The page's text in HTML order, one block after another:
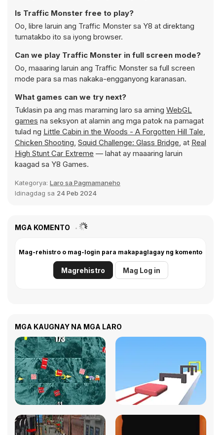
Is Traffic Monster free to play?
Oo, libre laruin ang Traffic Monster sa Y8 at direktang
tumatakbo ito sa iyong browser.
Can we play Traffic Monster in full screen mode?
Oo, maaaring laruin ang Traffic Monster sa full screen
mode para sa mas nakaka-engganyong karanasan.
What games can we try next?
Tuklasin pa ang mas maraming laro sa aming WebGL
games na seksyon at alamin ang mga patok na pamagat
tulad ng Little Cabin in the Woods - A Forgotten Hill Tale,
Chicken Shooting, Squid Challenge: Glass Bridge, at Real
High Stunt Car Extreme — lahat ay maaaring laruin
kaagad sa Y8 Games.
Kategorya: Laro sa Pagmamaneho
Idinagdag sa 24 Peb 2024
MGA KOMENTO
Mag-rehistro o mag-login para makapaglagay ng komento
Magrehistro Mag Log in
MGA KAUGNAY NA MGA LARO